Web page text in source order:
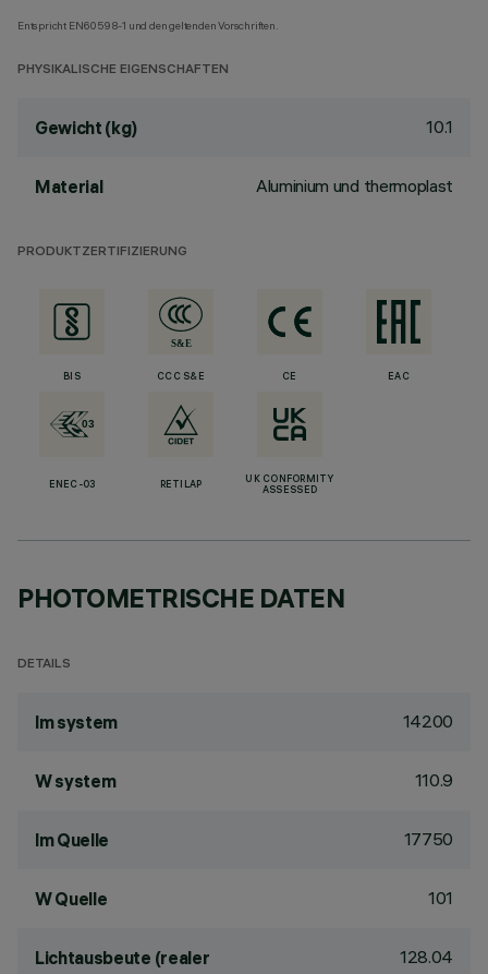
Entspricht EN60598-1 und den geltenden Vorschriften.
PHYSIKALISCHE EIGENSCHAFTEN
Gewicht (kg) 10.1
Material Aluminium und thermoplast
PRODUKTZERTIFIZIERUNG
BIS CCC S&E CE EAC
ENEC-03 RETILAP
UK CONFORMITY
ASSESSED
PHOTOMETRISCHE DATEN
DETAILS
lm system 14200
W system 110.9
lm Quelle 17750
W Quelle 101
Lichtausbeute (realer
128.04